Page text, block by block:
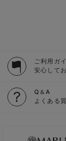
ご利用ガ
安心して
Q＆A
よくある